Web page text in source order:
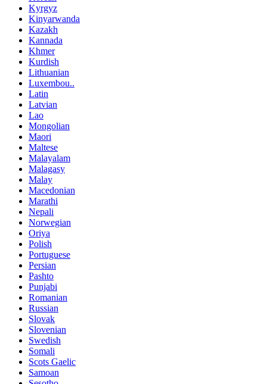
Kyrgyz
Kinyarwanda
Kazakh
Kannada
Khmer
Kurdish
Lithuanian
Luxembou..
Latin
Latvian
Lao
Mongolian
Maori
Maltese
Malayalam
Malagasy
Malay
Macedonian
Marathi
Nepali
Norwegian
Oriya
Polish
Portuguese
Persian
Pashto
Punjabi
Romanian
Russian
Slovak
Slovenian
Swedish
Somali
Scots Gaelic
Samoan